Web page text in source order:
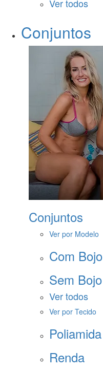
Ver todos
Conjuntos
Conjuntos
Ver por Modelo
Com Bojo
Sem Bojo
Ver todos
Ver por Tecido
Poliamida
Renda